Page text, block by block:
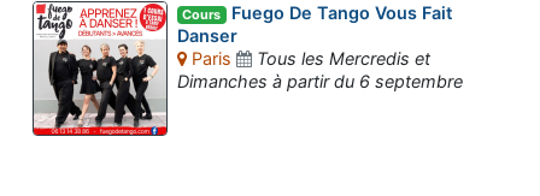
Cours Fuego De Tango Vous Fait
Danser
Paris
Tous les Mercredis et
Dimanches à partir du 6 septembre